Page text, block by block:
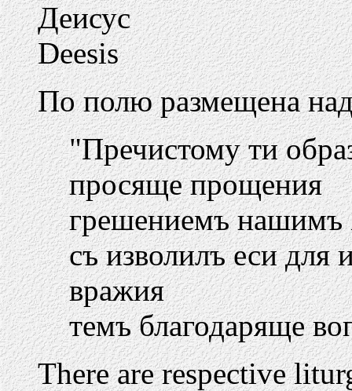
Деисус
Deesis
По полю размещена
"Пречистому ти
просяще прощения
грешениемъ нашимъ
съ изволилъ еси для
вражия
темъ благодаряще
There are respective